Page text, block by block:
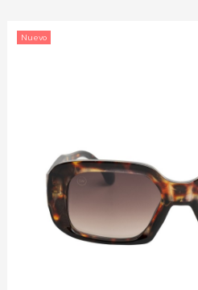
Nuevo